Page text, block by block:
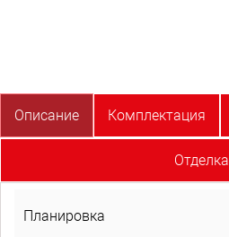
Описание Комплектация
Отделка
Планировка